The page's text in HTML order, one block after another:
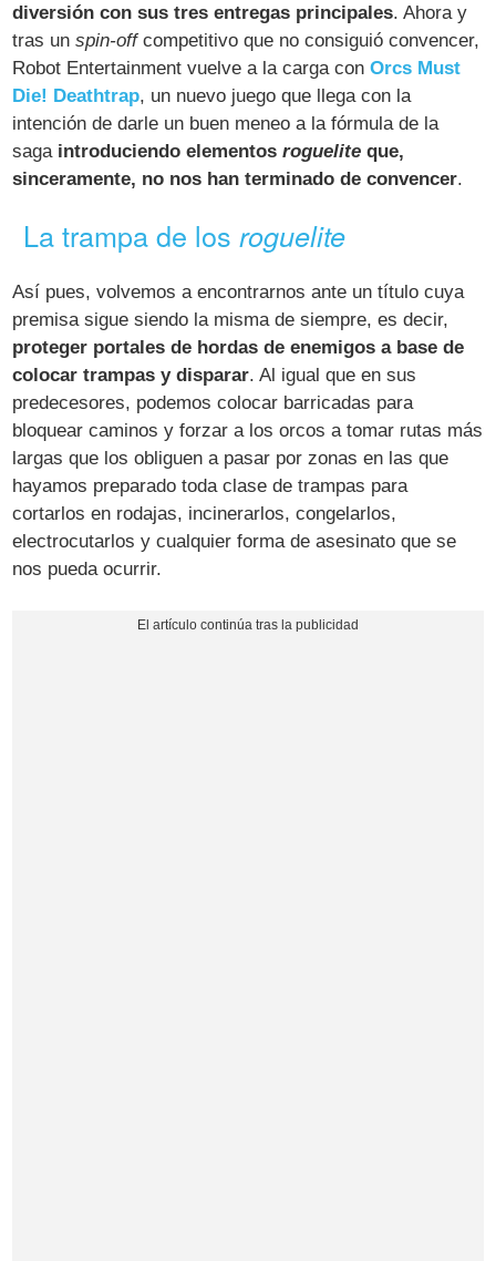
diversión con sus tres entregas principales. Ahora y
tras unspin-offcompetitivo que no consiguió convencer,
Robot Entertainment vuelve a la carga conOrcs Must
Die! Deathtrap, un nuevo juego que llega con la
intención de darle un buen meneo a la fórmula de la
saga introduciendo elementosroguelite que,
sinceramente, no nos han terminado de convencer.
La trampa de losroguelite
Así pues, volvemos a encontrarnos ante un título cuya
premisa sigue siendo la misma de siempre, es decir,
proteger portales de hordas de enemigos a base de
colocar trampas y disparar. Al igual que en sus
predecesores, podemos colocar barricadas para
bloquear caminos y forzar a los orcos a tomar rutas más
largas que los obliguen a pasar por zonas en las que
hayamos preparado toda clase de trampas para
cortarlos en rodajas, incinerarlos, congelarlos,
electrocutarlos y cualquier forma de asesinato que se
nos pueda ocurrir.